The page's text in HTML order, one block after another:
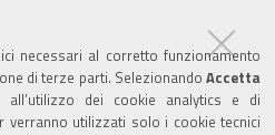
necessari al corretto funzionamento
di terze parti. Selezionando Accetta
all’utilizzo dei cookie analytics e di
verranno utilizzati solo i cookie tecnici
Urbino
CAP 61121 - Tel.: 0721